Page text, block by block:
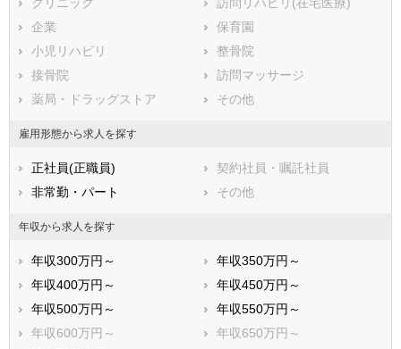
鹿児島県
三島市
富士宮市
伊東市
島田市
富士市
磐田市
焼津市
掛川市
藤枝市
御殿場市
伊豆市
御前崎市
菊川市
伊豆の国市
牧之原市
賀茂郡松崎町
賀茂郡西伊豆町
田方郡函南町
駿東郡清水町
駿東郡長泉町
駿東郡小山町
榛原郡吉田町
榛原郡川根本町
クリニック
訪問リハビリ(在宅医療)
企業
保育園
小児リハビリ
整骨院
接骨院
訪問マッサージ
薬局・ドラッグストア
その他
雇用形態から求人を探す
正社員(正職員)
契約社員・嘱託社員
非常勤・パート
その他
年収から求人を探す
年収300万円～
年収350万円～
年収400万円～
年収450万円～
年収500万円～
年収550万円～
年収600万円～
年収650万円～